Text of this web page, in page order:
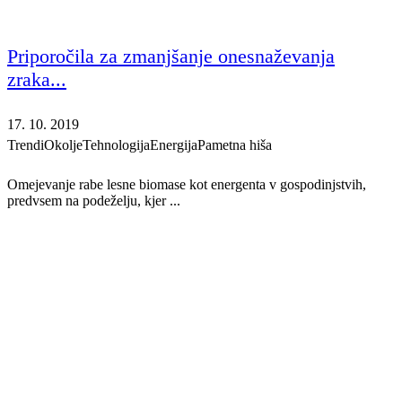
Priporočila za zmanjšanje onesnaževanja
zraka...
17. 10. 2019
TrendiOkoljeTehnologijaEnergijaPametna hiša
Omejevanje rabe lesne biomase kot energenta v gospodinjstvih,
predvsem na podeželju, kjer ...